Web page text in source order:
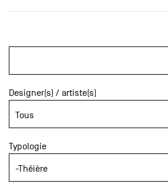
Designer(s) / artiste(s)
Typologie